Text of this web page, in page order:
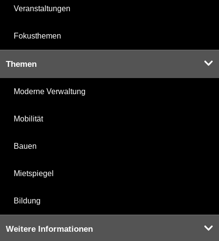
Veranstaltungen
Fokusthemen
Themen
Moderne Verwaltung
Mobilität
Bauen
Mietspiegel
Bildung
Weitere Informationen